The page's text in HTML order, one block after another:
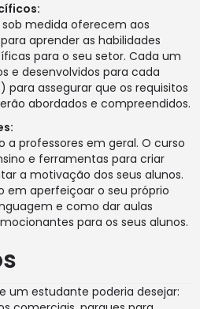
medida oferecem aos
aprender as habilidades
para o seu setor. Cada um
e desenvolvidos para cada
para assegurar que os requisitos
abordados e compreendidos.
a professores em geral. O curso
e ferramentas para criar
a motivação dos seus alunos.
em aperfeiçoar o seu próprio
e como dar aulas
para os seus alunos.
um estudante poderia desejar: